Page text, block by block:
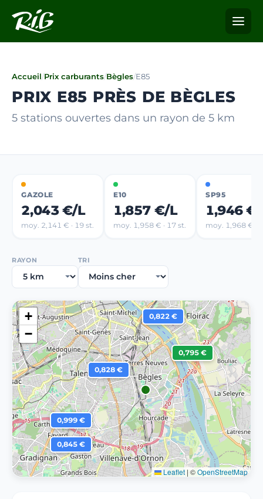
Accueil/Prix carburants/Bègles/E85
PRIX E85 PRÈS DE BÈGLES
5 stations ouvertes dans un rayon de 5 km
GAZOLE
2,043 €/L
moy. 2,141 € · 19 st.
E10
1,857 €/L
moy. 1,958 € · 17 st.
SP95
1,946
moy. 1,968 € ·
RAYON TRI
0,795 €
0,822 €
0,828 €
0,845 €
0,999 €
+
−
Leaflet | ©OpenStreetMap